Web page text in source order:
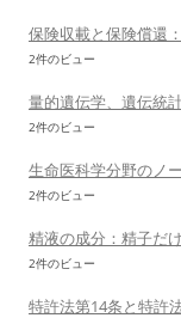
保険収載と保険償還
2件のビュー
量的遺伝学、遺伝統
2件のビュー
生命医科学分野のノ
2件のビュー
精液の成分：精子だ
2件のビュー
特許法第14条と特許